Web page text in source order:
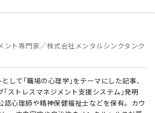
ト専門家／株式会社メンタルシンクタンク
して｢職場の心理学｣をテーマにした記事、
ストレスマネジメント支援システム｣発明
認心理師や精神保健福祉士などを保有。カウ